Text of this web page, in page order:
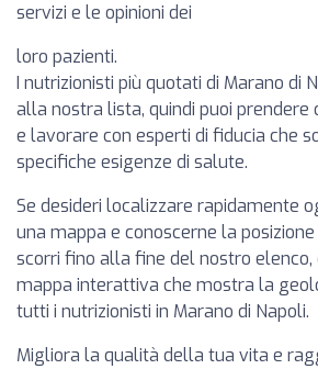
servizi e le opinioni dei
loro pazienti.
I nutrizionisti più quotati di Marano di
alla nostra lista, quindi puoi prendere
e lavorare con esperti di fiducia che
specifiche esigenze di salute.
Se desideri localizzare rapidamente
una mappa e conoscerne la
scorri fino alla fine del nostro
mappa interattiva che mostra la
tutti i nutrizionisti in Marano di Napoli.
Migliora la qualità della tua vita e